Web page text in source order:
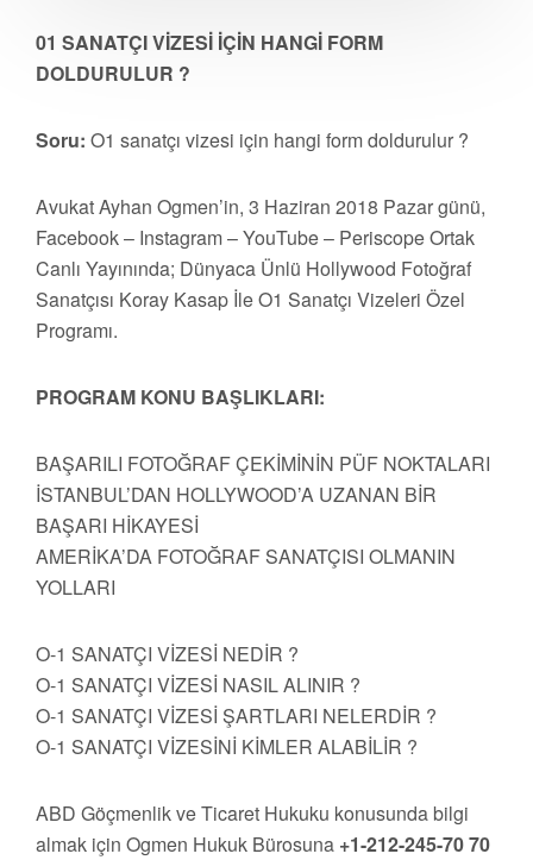
01 SANATÇI VİZESİ İÇİN HANGİ FORM
DOLDURULUR ?
Soru: O1 sanatçı vizesi için hangi form doldurulur ?
Avukat Ayhan Ogmen’in, 3 Haziran 2018 Pazar günü,
Facebook – Instagram – YouTube – Periscope Ortak
Canlı Yayınında; Dünyaca Ünlü Hollywood Fotoğraf
Sanatçısı Koray Kasap İle O1 Sanatçı Vizeleri Özel
Programı.
PROGRAM KONU BAŞLIKLARI:
BAŞARILI FOTOĞRAF ÇEKİMİNİN PÜF NOKTALARI
İSTANBUL’DAN HOLLYWOOD’A UZANAN BİR
BAŞARI HİKAYESİ
AMERİKA’DA FOTOĞRAF SANATÇISI OLMANIN
YOLLARI
O-1 SANATÇI VİZESİ NEDİR ?
O-1 SANATÇI VİZESİ NASIL ALINIR ?
O-1 SANATÇI VİZESİ ŞARTLARI NELERDİR ?
O-1 SANATÇI VİZESİNİ KİMLER ALABİLİR ?
ABD Göçmenlik ve Ticaret Hukuku konusunda bilgi
almak için Ogmen Hukuk Bürosuna +1-212-245-70 70